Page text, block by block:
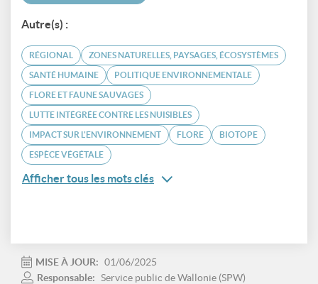
Autre(s) :
RÉGIONAL ZONES NATURELLES, PAYSAGES, ÉCOSYSTÈMES
SANTÉ HUMAINE POLITIQUE ENVIRONNEMENTALE
FLORE ET FAUNE SAUVAGES
LUTTE INTÉGRÉE CONTRE LES NUISIBLES
IMPACT SUR L'ENVIRONNEMENT FLORE BIOTOPE
ESPÈCE VÉGÉTALE
Afficher tous les mots clés
MISE À JOUR: 01/06/2025
Responsable: Service public de Wallonie (SPW)